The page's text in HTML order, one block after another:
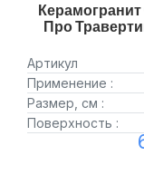
Про
Артикул
Применение :
Размер, см :
Поверхность :